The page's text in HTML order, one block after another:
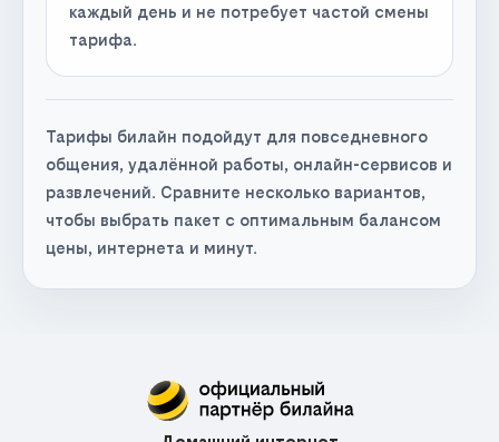
каждый день и не потребует частой смены
тарифа.
Тарифы билайн подойдут для повседневного
общения, удалённой работы, онлайн-сервисов и
развлечений. Сравните несколько вариантов,
чтобы выбрать пакет с оптимальным балансом
цены, интернета и минут.